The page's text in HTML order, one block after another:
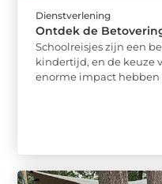
Dienstverlening
Ontdek de
Schoolreisjes zijn een
kindertijd, en de keuze
enorme impact hebben